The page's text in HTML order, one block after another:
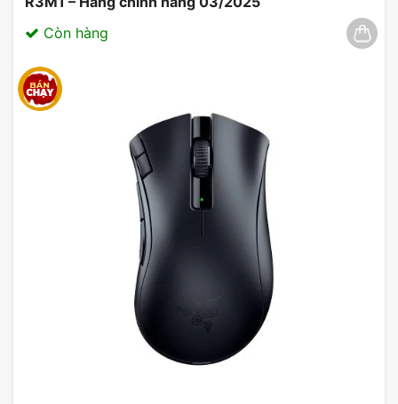
Chuột không dây M331
Tóm lại, với chuột không dây Logitech M331 sử
dụng thoải mái, độ nhạy cao sẽ là “người bạn đồng
hành” lý tưởng trên bàn làm việc, học tập và giải trí
Còn hàng